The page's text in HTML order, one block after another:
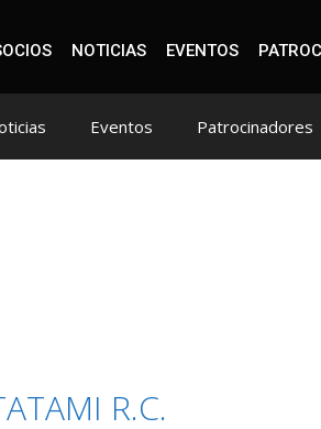
NOTICIAS EVENTOS
Eventos Patrocinadores
R.C.